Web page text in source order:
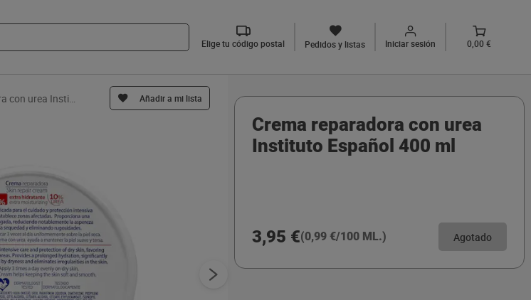
Elige tu código postal Pedidos y listas Iniciar sesión 0,00 €
Añadir a mi lista
Crema reparadora con urea
Instituto Español 400 ml
3,95 €(0,99 €/100 ML.) Agotado